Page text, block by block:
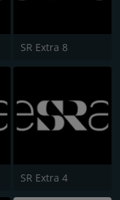
SR Extra 8
SR Extra 4